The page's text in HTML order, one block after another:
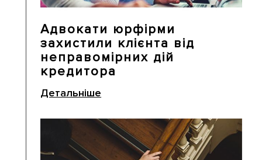
Адвокати юрфірми
захистили клієнта від
неправомірних дій
кредитора
Детальніше